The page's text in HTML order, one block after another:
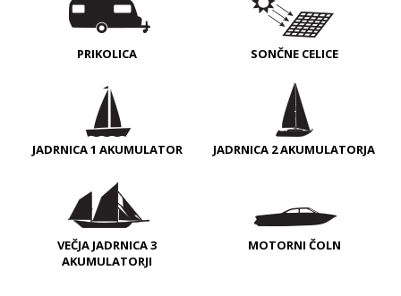
PRIKOLICA SONČNE CELICE
JADRNICA 1 AKUMULATOR JADRNICA 2 AKUMULATORJA
VEČJA JADRNICA 3
AKUMULATORJI
MOTORNI ČOLN